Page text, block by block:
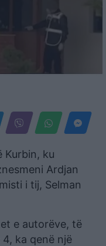
Kurbin, ku
Ardjan
i tij, Selman
e autorëve, të
ka qenë një